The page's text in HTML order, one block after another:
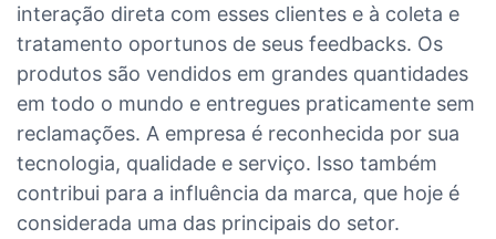
interação direta com esses clientes e à coleta e
tratamento oportunos de seus feedbacks. Os
produtos são vendidos em grandes quantidades
em todo o mundo e entregues praticamente sem
reclamações. A empresa é reconhecida por sua
tecnologia, qualidade e serviço. Isso também
contribui para a influência da marca, que hoje é
considerada uma das principais do setor.